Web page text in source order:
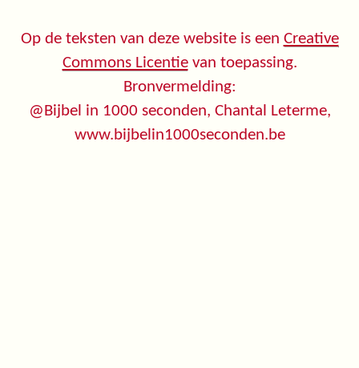
Op de teksten van deze website is een Creative
Commons Licentievan toepassing.
Bronvermelding:
@Bijbel in 1000 seconden, Chantal Leterme,
www.bijbelin1000seconden.be